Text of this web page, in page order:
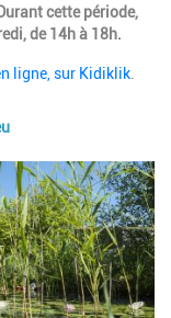
cette période,
de 14h à 18h.
ligne, sur Kidiklik